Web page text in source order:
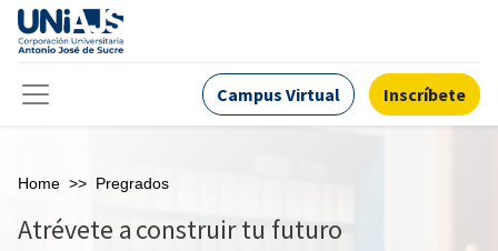
Campus Virtual Inscríbete
Home >> Pregrados
Atrévete aconstruir tu futuro